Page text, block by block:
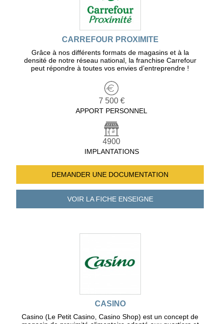
CARREFOUR PROXIMITE
Grâce à nos différents formats de magasins et à la
densité de notre réseau national, la franchise Carrefour
peut répondre à toutes vos envies d’entreprendre !
7 500 €
APPORT PERSONNEL
4900
IMPLANTATIONS
DEMANDER UNE DOCUMENTATION
VOIR LA FICHEENSEIGNE
CASINO
Casino (Le Petit Casino, Casino Shop) est un concept de